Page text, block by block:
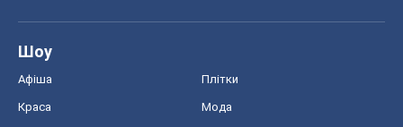
Шоу
Афіша Плітки
Краса Мода